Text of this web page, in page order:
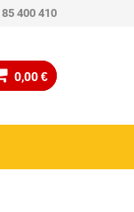
400 410
0,00 €